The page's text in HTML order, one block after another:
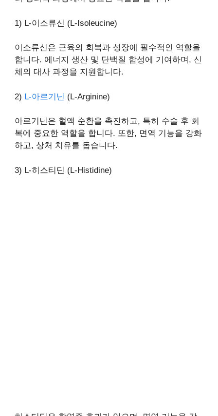
1) L-이소류신 (L-Isoleucine)
이소류신은 근육의 회복과 성장에 필수적인 역할을
합니다. 에너지 생산 및 단백질 합성에 기여하며, 신
체의 대사 과정을 지원합니다.
2) L-아르기닌 (L-Arginine)
아르기닌은 혈액 순환을 촉진하고, 특히 수술 후 회
복에 중요한 역할을 합니다. 또한, 면역 기능을 강화
하고, 상처 치유를 돕습니다.
3) L-히스티딘 (L-Histidine)